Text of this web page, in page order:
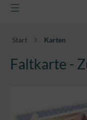
Start Karten
Faltkarte -